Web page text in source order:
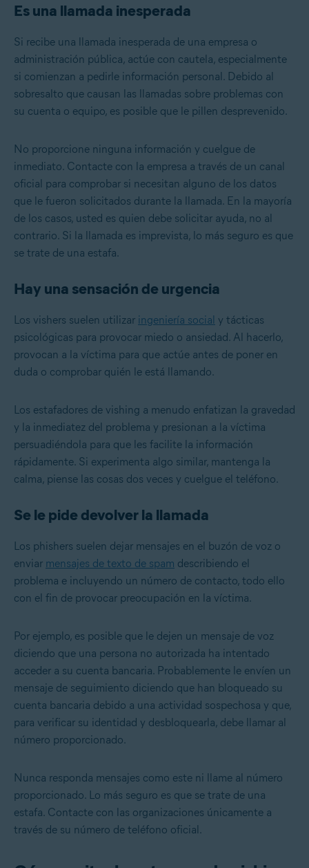
Es una llamada inesperada
Si recibe una llamada inesperada de una empresa o
administración pública, actúe con cautela, especialmente
si comienzan a pedirle información personal. Debido al
sobresalto que causan las llamadas sobre problemas con
su cuenta o equipo, es posible que le pillen desprevenido.
No proporcione ninguna información y cuelgue de
inmediato. Contacte con la empresa a través de un canal
oficial para comprobar si necesitan alguno de los datos
que le fueron solicitados durante la llamada. En la mayoría
de los casos, usted es quien debe solicitar ayuda, no al
contrario. Si la llamada es imprevista, lo más seguro es que
se trate de una estafa.
Hay una sensación de urgencia
Los vishers suelen utilizar ingeniería social y tácticas
psicológicas para provocar miedo o ansiedad. Al hacerlo,
provocan a la víctima para que actúe antes de poner en
duda o comprobar quién le está llamando.
Los estafadores de vishing a menudo enfatizan la gravedad
y la inmediatez del problema y presionan a la víctima
persuadiéndola para que les facilite la información
rápidamente. Si experimenta algo similar, mantenga la
calma, piense las cosas dos veces y cuelgue el teléfono.
Se le pide devolver la llamada
Los phishers suelen dejar mensajes en el buzón de voz o
enviar mensajes de texto de spam describiendo el
problema e incluyendo un número de contacto, todo ello
con el fin de provocar preocupación en la víctima.
Por ejemplo, es posible que le dejen un mensaje de voz
diciendo que una persona no autorizada ha intentado
acceder a su cuenta bancaria. Probablemente le envíen un
mensaje de seguimiento diciendo que han bloqueado su
cuenta bancaria debido a una actividad sospechosa y que,
para verificar su identidad y desbloquearla, debe llamar al
número proporcionado.
Nunca responda mensajes como este ni llame al número
proporcionado. Lo más seguro es que se trate de una
estafa. Contacte con las organizaciones únicamente a
través de su número de teléfono oficial.